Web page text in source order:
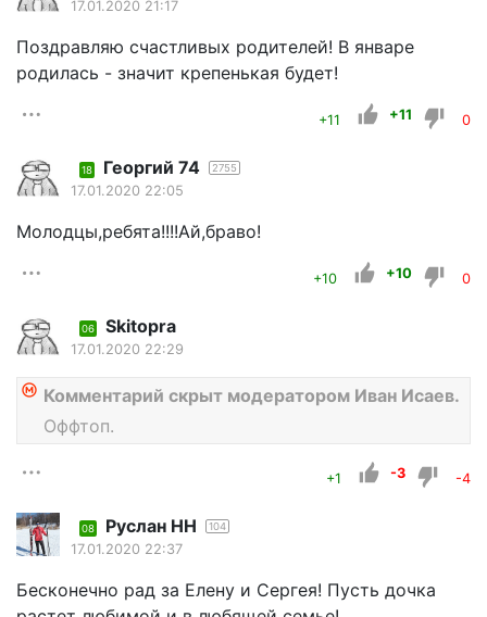
17.01.2020 21:17
Поздравляю счастливых родителей! В январе
родилась - значит крепенькая будет!
+11 +11 0
18 Георгий 74 2755
17.01.2020 22:05
Молодцы,ребята!!!!Ай,браво!
+10 +10 0
06 Skitopra
17.01.2020 22:29
Комментарий скрыт модератором Иван Исаев.
Оффтоп.
+1 -3 -4
08 Руслан НН 104
17.01.2020 22:37
Бесконечно рад за Елену и Сергея! Пусть дочка